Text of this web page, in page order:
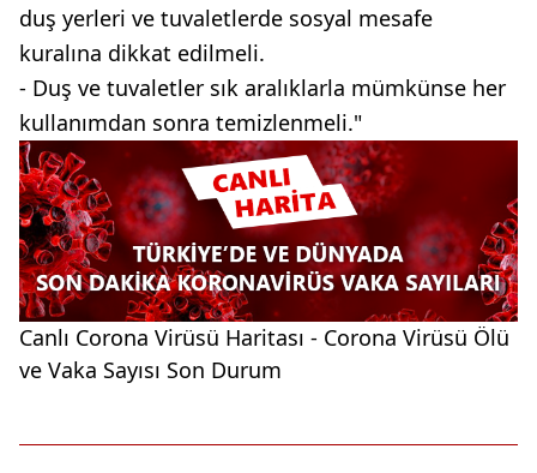
duş yerleri ve tuvaletlerde sosyal mesafe
kuralına dikkat edilmeli.
- Duş ve tuvaletler sık aralıklarla mümkünse her
kullanımdan sonra temizlenmeli."
Canlı Corona Virüsü Haritası - Corona Virüsü Ölü
ve Vaka Sayısı Son Durum